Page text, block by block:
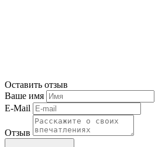
Оставить отзыв
Ваше имя
E-Mail
Отзыв